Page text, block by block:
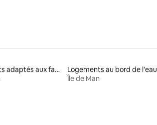
Logements adaptés aux familles à louer
Logements au bord de l'eau
Île de Man